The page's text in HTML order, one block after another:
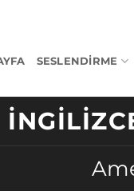
SESLENDIRME